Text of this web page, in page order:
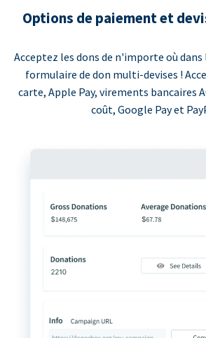
Options de paiement et
Acceptez les dons de n'importe où dans
formulaire de don multi-devises !
carte, Apple Pay, virements bancaires
coût, Google Pay et